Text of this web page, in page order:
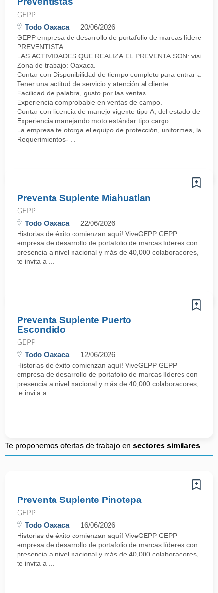
GEPP
Todo Oaxaca 20/06/2026
GEPP empresa de desarrollo de portafolio de marcas líderes
PREVENTISTA
LAS ACTIVIDADES QUE REALIZA EL PREVENTA SON:
Zona de trabajo: Oaxaca.
Contar con Disponibilidad de tiempo completo para entrar a
Tener una actitud de servicio y atención al cliente
Facilidad de palabra, gusto por las ventas.
Experiencia comprobable en ventas de campo.
Contar con licencia de manejo vigente tipo A, del estado de
Experiencia manejando moto estándar tipo cargo
La empresa te otorga el equipo de protección, uniformes, la
Requerimientos- ...
Preventa Suplente Miahuatlan
GEPP
Todo Oaxaca 22/06/2026
Historias de éxito comienzan aquí! ViveGEPP GEPP
empresa de desarrollo de portafolio de marcas líderes con
presencia a nivel nacional y más de 40,000 colaboradores,
te invita a ...
Preventa Suplente Puerto
Escondido
GEPP
Todo Oaxaca 12/06/2026
Historias de éxito comienzan aquí! ViveGEPP GEPP
empresa de desarrollo de portafolio de marcas líderes con
presencia a nivel nacional y más de 40,000 colaboradores,
te invita a ...
Te proponemos ofertas de trabajo en sectores similares
Preventa Suplente Pinotepa
GEPP
Todo Oaxaca 16/06/2026
Historias de éxito comienzan aquí! ViveGEPP GEPP
empresa de desarrollo de portafolio de marcas líderes con
presencia a nivel nacional y más de 40,000 colaboradores,
te invita a ...